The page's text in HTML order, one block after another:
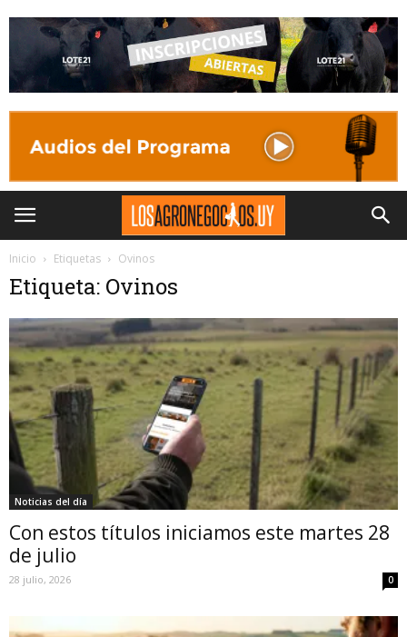
Inicio Etiquetas Ovinos
Etiqueta: Ovinos
Noticias del día
Con estos títulos iniciamos este martes 28
de julio
28 julio, 2026 0